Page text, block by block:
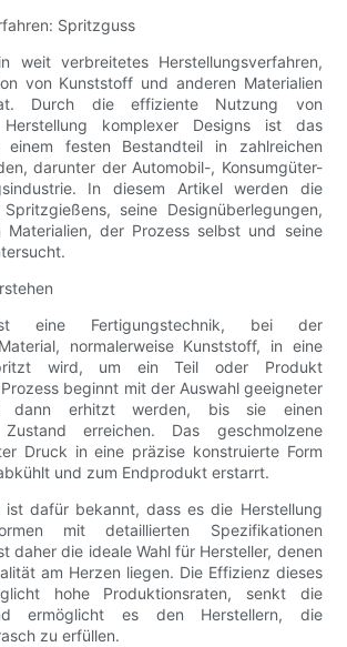
Spritzguss
weit verbreitetes Herstellungsverfahren,
von Kunststoff und anderen Materialien
Durch die effiziente Nutzung von
komplexer Designs ist das
festen Bestandteil in zahlreichen
darunter der Automobil-, Konsumgüter-
In diesem Artikel werden die
seine Designüberlegungen,
Materialien, der Prozess selbst und seine
eine Fertigungstechnik, bei der
normalerweise Kunststoff, in eine
wird, um ein Teil oder Produkt
beginnt mit der Auswahl geeigneter
dann erhitzt werden, bis sie einen
Zustand erreichen. Das geschmolzene
Druck in eine präzise konstruierte Form
und zum Endprodukt erstarrt.
ist dafür bekannt, dass es die Herstellung
mit detaillierten Spezifikationen
daher die ideale Wahl für Hersteller, denen
am Herzen liegen. Die Effizienz dieses
hohe Produktionsraten, senkt die
ermöglicht es den Herstellern, die
zu erfüllen.